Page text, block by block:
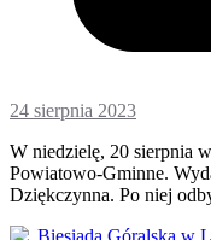
24 sierpnia 2023
W niedzielę, 20 sierpnia
Powiatowo-Gminne.
Dziękczynna. Po niej